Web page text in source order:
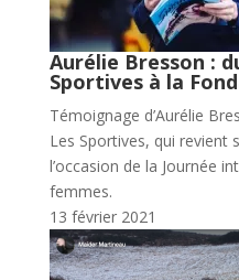
Aurélie Bresson :
Sportives à la
Témoignage d’Aurélie
Les Sportives, qui revient
l’occasion de la Journée
femmes.
13 février 2021